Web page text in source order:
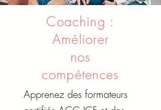
Coaching :
Améliorer
nos
compétences
Apprenez des formateurs